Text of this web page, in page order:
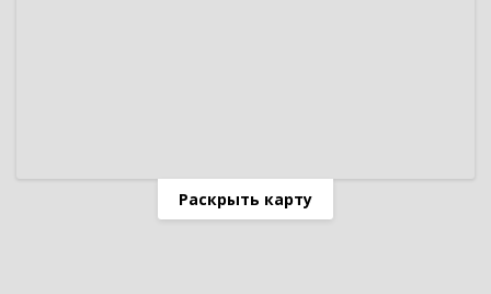
Раскрыть карту